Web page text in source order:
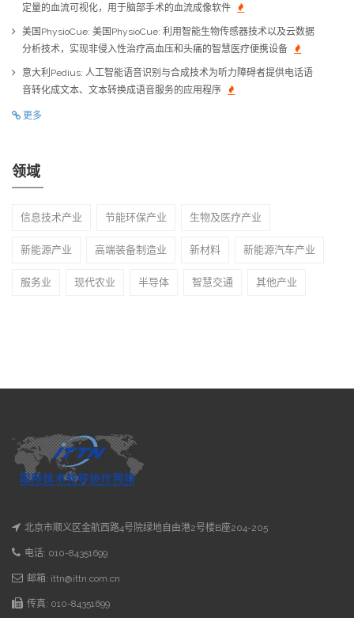
定量的血流可视化，用于脑部手术的血流成像软件
美国PhysioCue: 美国PhysioCue: 利用智能生物传感器技术以及云数据
分析技术，实现非侵入性治疗高血压和头痛的智慧医疗便携设备
意大利Pedius: 人工智能语音识别与合成技术为听力障碍者提供电话语
音转化成文本、文本转换成语音服务的应用程序
更多
领域
信息技术产业 节能环保产业 生物及医疗产业
新能源产业 高端装备制造业 新材料 新能源汽车产业
服务业 现代农业 半导体 智慧交通 其他产业
北京市顺义区金航西路4号院绿地自由港2号楼B座204-205
电话: 010-84351699
邮箱: ittn@ittn.com.cn
传真: 010-84351699